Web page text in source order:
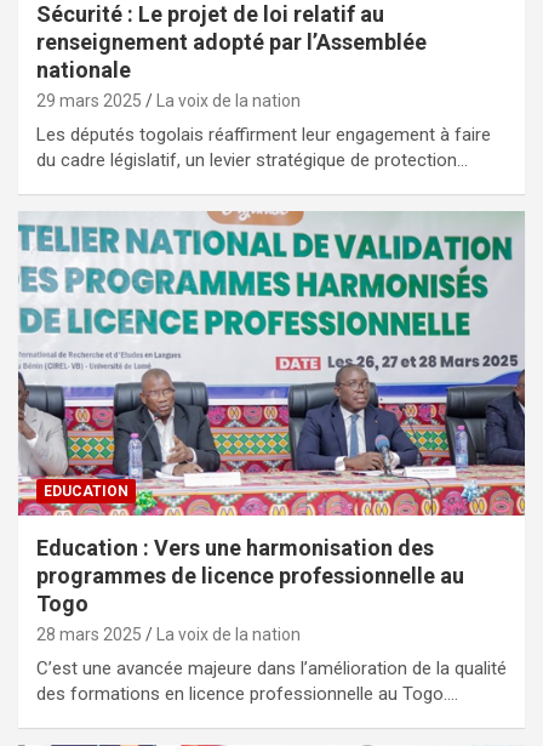
Sécurité : Le projet de loi relatif au
renseignement adopté par l’Assemblée
nationale
29 mars 2025 La voix de la nation
Les députés togolais réaffirment leur engagement à faire
du cadre législatif, un levier stratégique de protection…
EDUCATION
Education : Vers une harmonisation des
programmes de licence professionnelle au
Togo
28 mars 2025 La voix de la nation
C’est une avancée majeure dans l’amélioration de la qualité
des formations en licence professionnelle au Togo.…